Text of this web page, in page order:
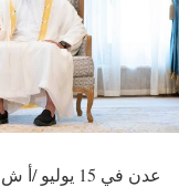
عدن في 15